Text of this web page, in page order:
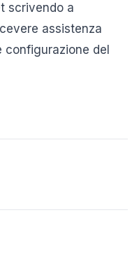
scrivendo a
assistenza
configurazione del